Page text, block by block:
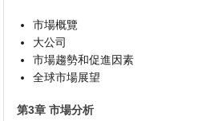
市場概覽
大公司
市場趨勢和促進因素
全球市場展望
第3章 市場分析